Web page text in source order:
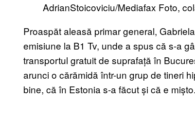
AdrianStoicoviciu/Mediafax Foto,
Proaspăt aleasă primar general,
emisiune la B1 Tv, unde a spus că s-a
transportul gratuit de suprafață în
arunci o cărămidă într-un grup de tineri
bine, că în Estonia s-a făcut și că e mișto.